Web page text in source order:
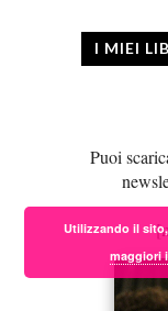
I MIEI
Puoi
Utilizzando il
maggiori